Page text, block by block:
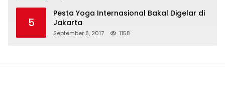
5
Pesta Yoga Internasional Bakal Digelar di
Jakarta
September 8, 2017 1158